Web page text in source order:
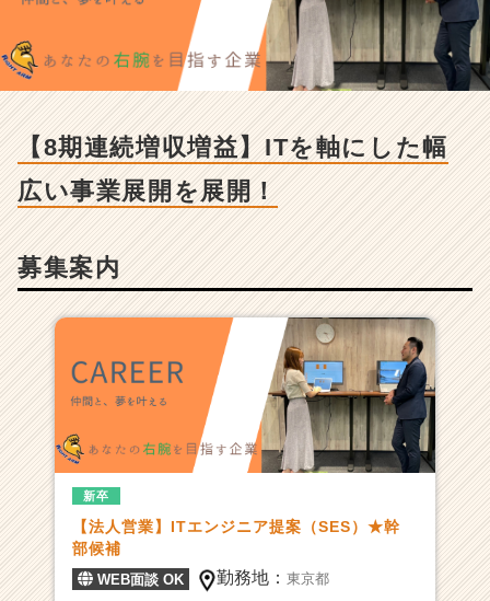
増
収
増
T
軸
幅
広
事
業
を
展
|
ン
チ
【8期連続増収増益】ITを軸にした幅
広い事業展開を展開！
募集案内
新卒
【法人営業】ITエンジニア提案（SES）★幹
部候補
WEB面談 OK 勤務地：東京都